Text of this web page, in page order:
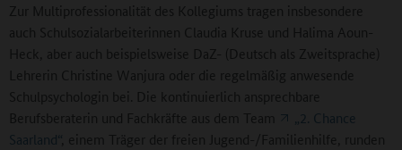
Zur Multiprofessionalität des Kollegiums tragen insbesondere
auch Schulsozialarbeiterinnen Claudia Kruse und Halima Aoun-
Heck, aber auch beispielsweise DaZ- (Deutsch als Zweitsprache)
Lehrerin Christine Wanjura oder die regelmäßig anwesende
Schulpsychologin bei. Die kontinuierlich ansprechbare
Berufsberaterin und Fachkräfte aus dem Team
„2. Chance
Saarland“, einem Träger der freien Jugend-/Familienhilfe, runden